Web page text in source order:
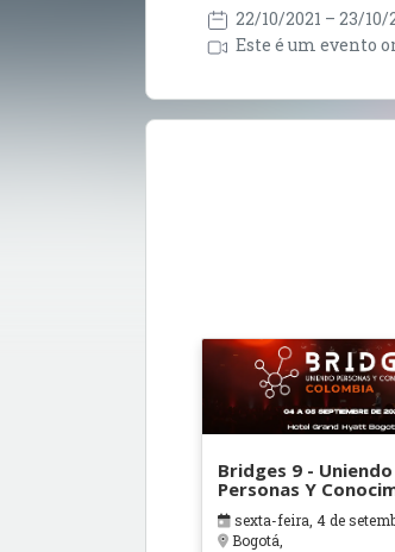
22/10/2021 – 23/10/
Este é um evento
Bridges 9 - Uniendo
Personas Y
sexta-feira, 4 de
Bogotá,